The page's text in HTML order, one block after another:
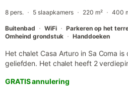
8 pers. 5 slaapkamers 220 m² 400
Buitenbad WiFi Parkeren op het
Omheind grondstuk
Handdoeken
Het chalet Casa Arturo in Sa Coma
geliefden. Het chalet heeft 2
Fi (geschikt voor videogesprekken),
GRATIS annulering